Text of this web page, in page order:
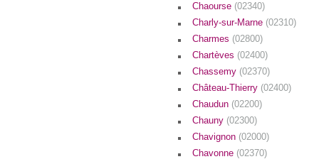
Chaourse (02340)
Charly-sur-Marne (02310)
Charmes (02800)
Chartèves (02400)
Chassemy (02370)
Château-Thierry (02400)
Chaudun (02200)
Chauny (02300)
Chavignon (02000)
Chavonne (02370)